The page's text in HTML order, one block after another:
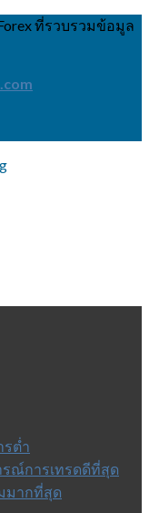
ที่รวบรวมข้อมูล
รต่ำ
ณ์การเทรดดีที่สุด
มากที่สุด